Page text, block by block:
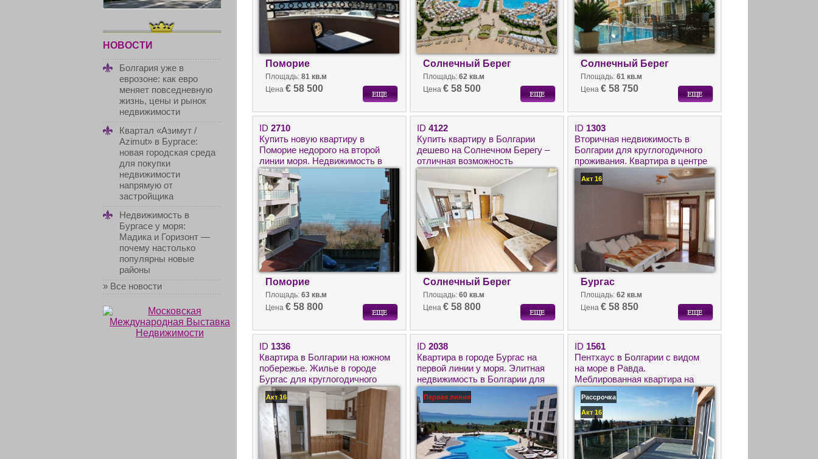
НОВОСТИ
Болгария уже в
еврозоне: как евро
меняет повседневную
жизнь, цены и рынок
недвижимости
Квартал «Азимут /
Azimut» в Бургасе:
новая городская среда
для покупки
недвижимости
напрямую от
застройщика
Недвижимость в
Бургасе у моря:
Мадика и Горизонт —
почему настолько
популярны новые
районы
» Все новости
Поморие
Площадь: 81 кв.м
Цена € 58 500
Солнечный Берег
Площадь: 62 кв.м
Цена € 58 500
Солнечный Берег
Площадь: 61 кв.м
Цена € 58 750
ID 2710
Купить новую квартиру в
Поморие недорого на второй
линии моря. Недвижимость в
Болгарии для круглогодичного
проживания.
Поморие
Площадь: 63 кв.м
Цена € 58 800
ID 4122
Купить квартиру в Болгарии
дешево на Солнечном Берегу –
отличная возможность
инвестировать в собственное
жильё у моря
Солнечный Берег
Площадь: 60 кв.м
Цена € 58 800
ID 1303
Вторичная недвижимость в
Болгарии для круглогодичного
проживания. Квартира в центре
города Бургас недалеко от
моря.
Акт 16
Бургас
Площадь: 62 кв.м
Цена € 58 850
ID 1336
Квартира в Болгарии на южном
побережье. Жилье в городе
Бургас для круглогодичного
проживания.
Акт 16
ID 2038
Квартира в городе Бургас на
первой линии у моря. Элитная
недвижимость в Болгарии для
круглогодичного проживания.
Первая линия
ID 1561
Пентхаус в Болгарии с видом
на море в Равда.
Меблированная квартира на
берегу моря для
круглогодичного проживания.
Рассрочка
Акт 16